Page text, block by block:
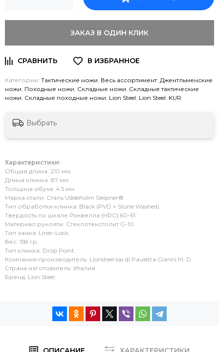
ЗАКАЗ В ОДИН КЛИК
Категории: Тактические ножи, Весь ассортимент, Джентльменские
ножи, Походные ножи, Складные ножи, Складные тактические
ножи, Складные походные ножи, Lion Steel, Lion Steel, KUR
Выбрать
Характеристики:
Общая длина: 210 мм.
Длина клинка: 87 мм.
Толщина обуха: 4.5 мм.
Марка стали: Сталь Uddeholm Sleipner®
Тип обработки клинка: Black (PVD + Stone Washed)
Твердость по шкале Роквелла (HRC):60-61.
Материал рукояти: Стеклотекстолит G-10
Тип замка: Liner-Lock
Вес: 158 гр.
Тип клинка: Drop Point
Компания производитель: Lionsteel sas di Pauletta Gianni M. D.
Страна изготовитель: Италия
Бренд: Lion Steel